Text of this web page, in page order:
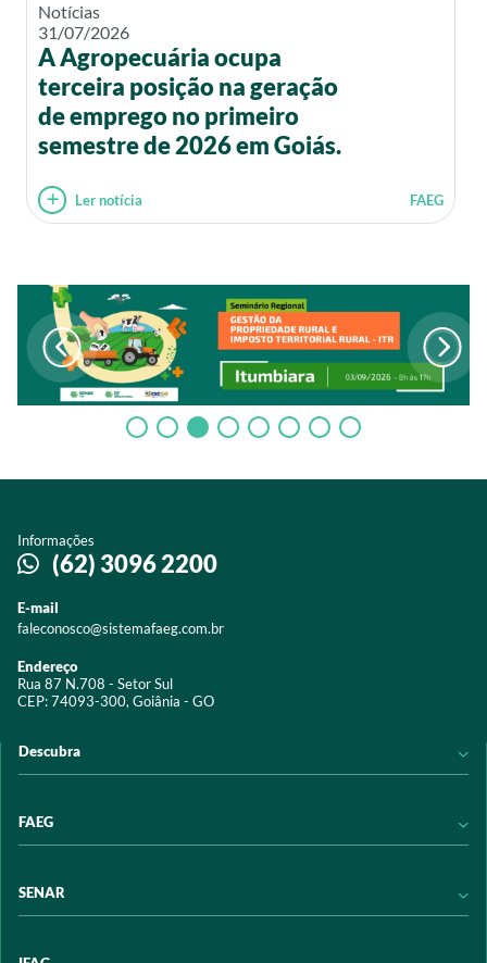
Notícias
31/07/2026
A Agropecuária ocupa
terceira posição na geração
de emprego no primeiro
semestre de 2026 em Goiás.
Ler notícia FAEG
Informações
(62) 3096 2200
E-mail
faleconosco@sistemafaeg.com.br
Endereço
Rua 87 N.708 - Setor Sul
CEP: 74093-300, Goiânia - GO
Descubra
Acervo digital
Programas e Serviços
FAEG
Transparência
SENAR